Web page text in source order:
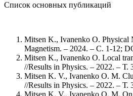
Список основных публикаций
Mitsen K., Ivanenko O. Physical
Magnetism. – 2024. – С. 1-12;
Mitsen K., Ivanenko O. Local
//Results in Physics. – 2022. –
Mitsen K. V., Ivanenko O. M.
//Results in Physics. – 2022. –